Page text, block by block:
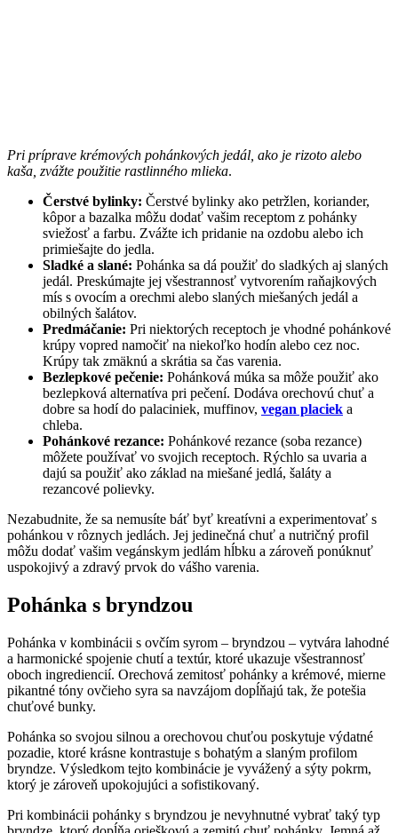
Pri príprave krémových pohánkových jedál, ako je rizoto alebo
kaša, zvážte použitie rastlinného mlieka.
Čerstvé bylinky: Čerstvé bylinky ako petržlen, koriander,
kôpor a bazalka môžu dodať vašim receptom z pohánky
sviežosť a farbu. Zvážte ich pridanie na ozdobu alebo ich
primiešajte do jedla.
Sladké a slané: Pohánka sa dá použiť do sladkých aj slaných
jedál. Preskúmajte jej všestrannosť vytvorením raňajkových
mís s ovocím a orechmi alebo slaných miešaných jedál a
obilných šalátov.
Predmáčanie: Pri niektorých receptoch je vhodné pohánkové
krúpy vopred namočiť na niekoľko hodín alebo cez noc.
Krúpy tak zmäknú a skrátia sa čas varenia.
Bezlepkové pečenie: Pohánková múka sa môže použiť ako
bezlepková alternatíva pri pečení. Dodáva orechovú chuť a
dobre sa hodí do palaciniek, muffinov, vegan placiek a
chleba.
Pohánkové rezance: Pohánkové rezance (soba rezance)
môžete používať vo svojich receptoch. Rýchlo sa uvaria a
dajú sa použiť ako základ na miešané jedlá, šaláty a
rezancové polievky.
Nezabudnite, že sa nemusíte báť byť kreatívni a experimentovať s
pohánkou v rôznych jedlách. Jej jedinečná chuť a nutričný profil
môžu dodať vašim vegánskym jedlám hĺbku a zároveň ponúknuť
uspokojivý a zdravý prvok do vášho varenia.
Pohánka s bryndzou
Pohánka v kombinácii s ovčím syrom – bryndzou – vytvára lahodné
a harmonické spojenie chutí a textúr, ktoré ukazuje všestrannosť
oboch ingrediencií. Orechová zemitosť pohánky a krémové, mierne
pikantné tóny ovčieho syra sa navzájom dopĺňajú tak, že potešia
chuťové bunky.
Pohánka so svojou silnou a orechovou chuťou poskytuje výdatné
pozadie, ktoré krásne kontrastuje s bohatým a slaným profilom
bryndze. Výsledkom tejto kombinácie je vyvážený a sýty pokrm,
ktorý je zároveň upokojujúci a sofistikovaný.
Pri kombinácii pohánky s bryndzou je nevyhnutné vybrať taký typ